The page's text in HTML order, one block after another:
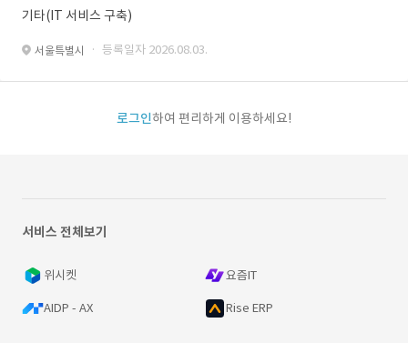
기타(IT 서비스 구축)
서울특별시 · 등록일자 2026.08.03.
로그인하여 편리하게 이용하세요!
서비스 전체보기
위시켓 요즘IT
AIDP - AX Rise ERP